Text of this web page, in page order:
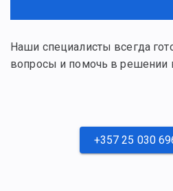
Наши специалисты всегда
вопросы и помочь в решении
+357 25 030